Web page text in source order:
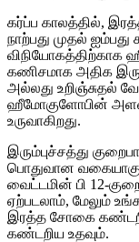
கர்ப்ப காலத்தில்,
நாற்பது முதல்
விநியோகத்திற்காக
கணிசமாக அதிக
அல்லது உறிஞ்சுதல்
ஹீமோகுளோபின்
உருவாகிறது.
இரும்புச்சத்து
பொதுவான
வைட்டமின் பி 12-
ஏற்படலாம், மேலும்
இரத்த சோகை
கண்டறிய உதவும்.